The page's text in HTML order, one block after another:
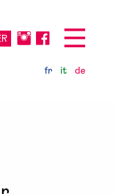
fr it de